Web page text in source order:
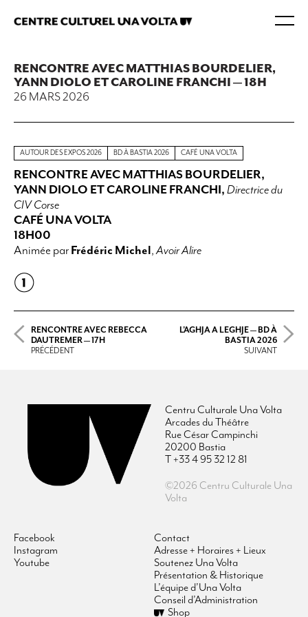
RENCONTRE AVEC MATTHIAS BOURDELIER,
YANN DIOLO ET CAROLINE FRANCHI — 18H
26 MARS 2026
AUTOUR DES EXPOS 2026 BD À BASTIA 2026 CAFÉ UNA VOLTA
RENCONTRE AVEC MATTHIAS BOURDELIER,
YANN DIOLO ET CAROLINE FRANCHI, Directrice du
CIV Corse
CAFÉ UNA VOLTA
18H00
Animée par Frédéric Michel,Avoir Alire
RENCONTRE AVEC REBECCA
DAUTREMER — 17H
PRÉCÉDENT
L’AGHJA A LEGHJE — BD À
BASTIA 2026
SUIVANT
Centru Culturale Una Volta
Arcades du Théâtre
Rue César Campinchi
20200 Bastia
T +33 4 95 32 12 81
©2026 Centru Culturale Una
Volta
Facebook
Instagram
Youtube
Contact
Adresse + Horaires + Lieux
Soutenez Una Volta
Présentation & Historique
L’équipe d’Una Volta
Conseil d’Administration
Shop